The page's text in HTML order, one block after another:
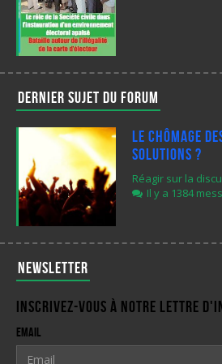
Dernier sujet du forum
Le chômage
solutions ?
Réagir sur la
Il y a 1384
Newsletter
Inscrivez-vous à notre lettre
Email